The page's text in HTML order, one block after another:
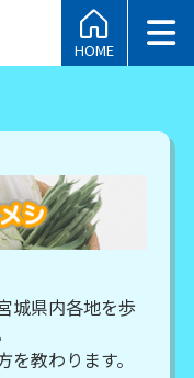
HOME
城県内各地を歩
教わります。